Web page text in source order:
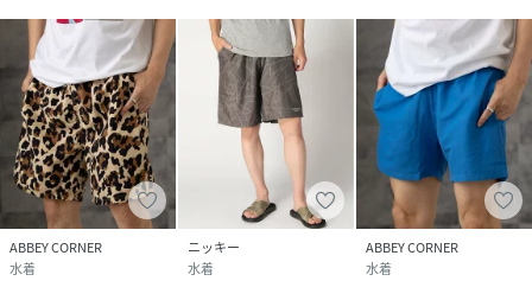
ABBEY CORNER
水着
ニッキー
水着
ABBEY CORNER
水着